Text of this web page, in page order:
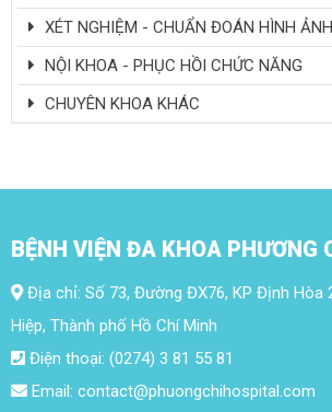
XÉT NGHIỆM - CHUẨN ĐOÁN HÌNH ẢNH
NỘI KHOA - PHỤC HỒI CHỨC NĂNG
CHUYÊN KHOA KHÁC
BỆNH VIỆN ĐA KHOA PHƯƠNG
Địa chỉ: Số 73, Đường ĐX76, KP Định Hòa
Hiệp, Thành phố Hồ Chí Minh
Điện thoại: (0274) 3 81 55 81
Email: contact@phuongchihospital.com